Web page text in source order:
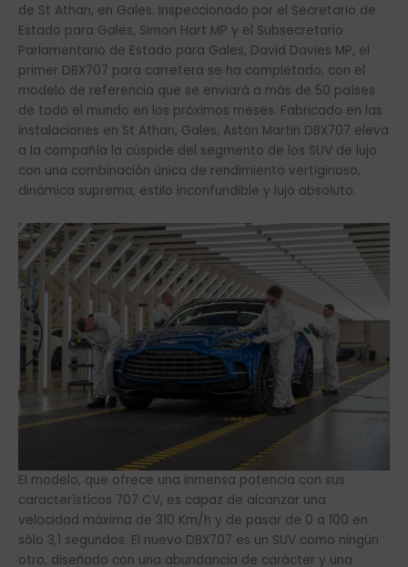
de St Athan, en Gales. Inspeccionado por el Secretario de
Estado para Gales, Simon Hart MP y el Subsecretario
Parlamentario de Estado para Gales, David Davies MP, el
primer DBX707 para carretera se ha completado, con el
modelo de referencia que se enviará a más de 50 países
de todo el mundo en los próximos meses. Fabricado en las
instalaciones en St Athan, Gales, Aston Martin DBX707 eleva
a la compañía la cúspide del segmento de los SUV de lujo
con una combinación única de rendimiento vertiginoso,
dinámica suprema, estilo inconfundible y lujo absoluto.
El modelo, que ofrece una inmensa potencia con sus
característicos 707 CV, es capaz de alcanzar una
velocidad máxima de 310 Km/h y de pasar de 0 a 100 en
sólo 3,1 segundos. El nuevo DBX707 es un SUV como ningún
otro, diseñado con una abundancia de carácter y una